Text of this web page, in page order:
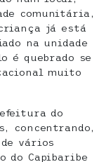
comunitária,
já está
na unidade
é quebrado se
muito
do
concentrando,
vários
do Capibaribe